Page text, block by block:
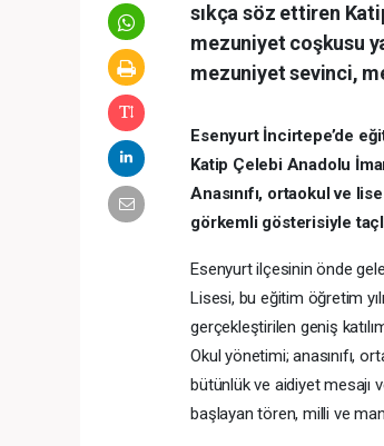
sıkça söz ettiren
mezuniyet coşkusu
mezuniyet sevinci,
Esenyurt İncirtepe’de
Katip Çelebi Anadolu
Anasınıfı, ortaokul ve
görkemli gösterisiyle
Esenyurt ilçesinin önde
Lisesi, bu eğitim öğretim
gerçekleştirilen geniş
Okul yönetimi; anasınıfı,
bütünlük ve aidiyet mesajı
başlayan tören, milli ve